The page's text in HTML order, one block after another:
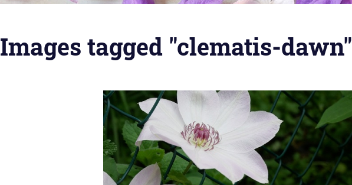
Images tagged "clematis-dawn"